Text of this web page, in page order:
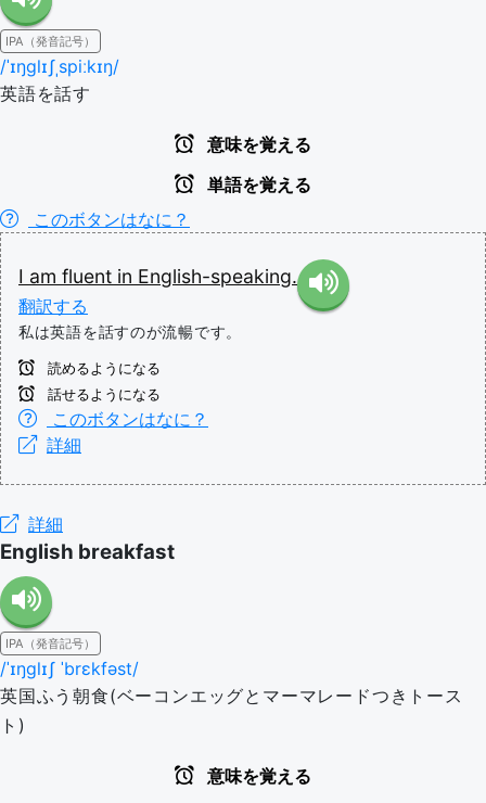
IPA（発音記号）
/ˈɪŋɡlɪʃˌspiːkɪŋ/
英語を話す
意味を覚える
単語を覚える
このボタンはなに？
I am fluent in English-speaking.
翻訳する
私は英語を話すのが流暢です。
読めるようになる
話せるようになる
このボタンはなに？
詳細
詳細
English breakfast
IPA（発音記号）
/ˈɪŋɡlɪʃ ˈbrɛkfəst/
英国ふう朝食(ベーコンエッグとマーマレードつきトース
ト)
意味を覚える